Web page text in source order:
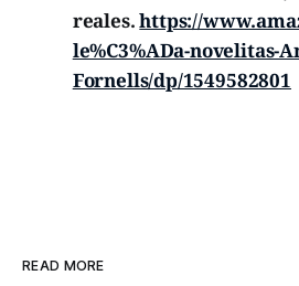
reales.https://
le%C3%ADa-novelitas-
Fornells/dp/1549582801
READ MORE